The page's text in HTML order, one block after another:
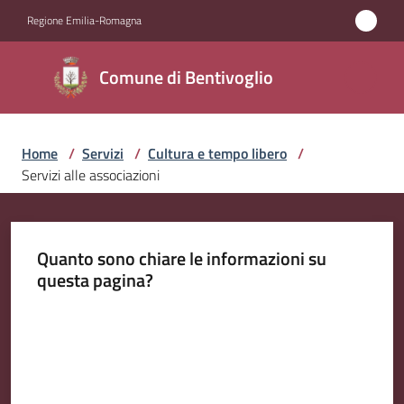
Regione Emilia-Romagna
Comune di Bentivoglio
Comune di
Bentivoglio
Amministrazione
Servizi
Menu selezionato
Home / Servizi / Cultura e tempo libero /
Servizi alle associazioni
Quanto sono chiare le informazioni su
questa pagina?